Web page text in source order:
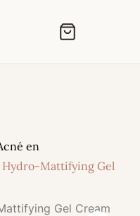
en
Hydro-Mattifying Gel